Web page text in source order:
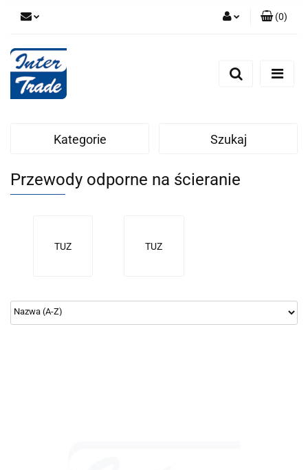
Zarejestruj się
(0)
Kategorie Szukaj
Przewody odporne na ścieranie
TUZ TUZ